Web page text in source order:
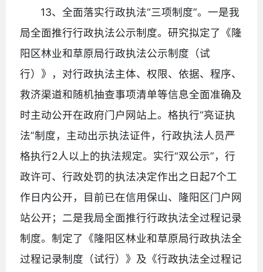
13、全面落实行政执法“三项制度”。一是我
局全面推行行政执法公示制度。研究拟定了《隆
阳区林业和草原局行政执法公示制度（试
行）》，对行政执法主体、权限、依据、程序、
救济渠道和随机抽查事项清单等信息全面准确及
时主动公开在政府门户网站上。格执行“亮证执
法”制度，主动出示执法证件，行政执法人员严
格执行2人以上的执法规定。实行“双公示”，行
政许可、行政处罚的执法决定作出之日起7个工
作日内公开，目前已在信用保山、隆阳区门户网
站公开；二是我局全面推行行政执法全过程记录
制度。制定了《隆阳区林业和草原局行政执法全
过程记录制度（试行）》及《行政执法全过程记